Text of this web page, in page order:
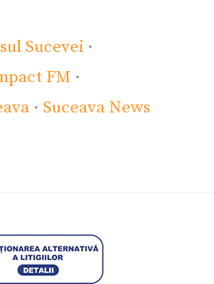
Sucevei ·
FM ·
· Suceava News